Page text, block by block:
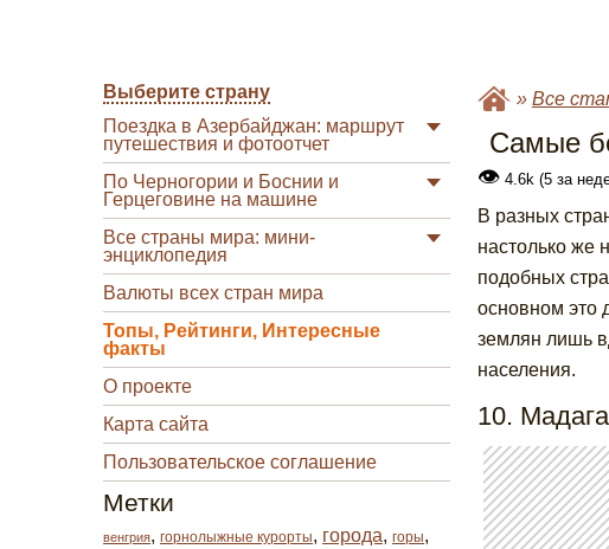
Выберите страну
Поездка в Азербайджан: маршрут
путешествия и фотоотчет
По Черногории и Боснии и
Герцеговине на машине
Все страны мира: мини-
энциклопедия
Валюты всех стран мира
Топы, Рейтинги, Интересные
факты
О проекте
Карта сайта
Пользовательское соглашение
Метки
венгрия, горнолыжные курорты, города, горы,
» Все
Самые
👁 4.6k (5 за
В разных
настолько же
подобных
основном это
землян лишь
населения.
10.